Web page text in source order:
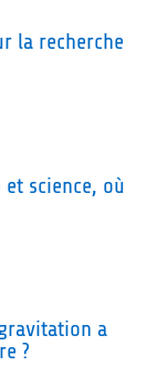
la recherche
science, où
a
?